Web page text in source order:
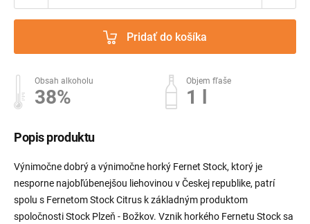
Pridať do košíka
Obsah alkoholu
38%
Objem fľaše
1 l
Popis produktu
Výnimočne dobrý a výnimočne horký Fernet Stock, ktorý je
nesporne najobľúbenejšou liehovinou v Českej republike, patrí
spolu s Fernetom Stock Citrus k základným produktom
spoločnosti Stock Plzeň - Božkov. Vznik horkého Fernetu Stock sa